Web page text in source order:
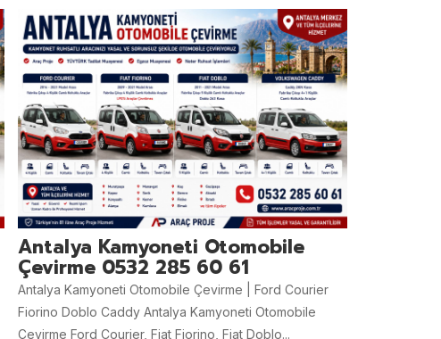
Antalya Kamyoneti Otomobile
Çevirme 0532 285 60 61
Antalya Kamyoneti Otomobile Çevirme | Ford Courier
Fiorino Doblo Caddy Antalya Kamyoneti Otomobile
Çevirme Ford Courier, Fiat Fiorino, Fiat Doblo...